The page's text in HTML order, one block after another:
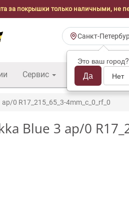
за покрышки только наличными, не
Санкт-
Это ваш город?
Да Нет
Сервис Шины б/у оптом
ap/0 R17_215_65_3-4mm_c_0_rf_0
Blue 3 ap/0